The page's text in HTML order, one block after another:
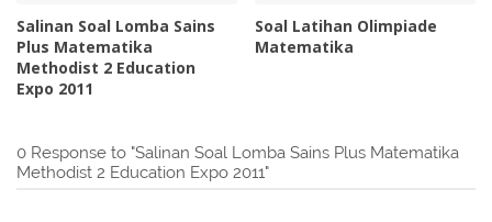
Salinan Soal Lomba Sains
Plus Matematika
Methodist 2 Education
Expo 2011
Soal Latihan Olimpiade
Matematika
0 Response to "Salinan Soal Lomba Sains Plus Matematika
Methodist 2 Education Expo 2011"